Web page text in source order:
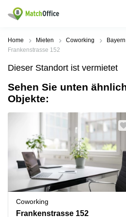
Mieten / Vermieten
Produktseiten
Büro
mieten
Coworking
Space
Seminarraum
Virtuelles
Büro
Beliebte
Städte
Büro
mieten
Hamburg
Geschäftsadresse
mieten
Düsseldorf
Geschäftsadresse
Stuttgart
Büro
Beliebte
Suchanfragen
Regus
Dortmund
Dortmund
Office Club
Ballindamm
Rahel-
Hirsch-
Straße
Hilfe
Über uns
Büro vermieten
Log-in
Home Mieten Coworking Bayern
Frankenstrasse 152
Dieser Standort ist vermietet
Sehen Sie unten
Objekte:
Coworking
Frankenstrasse 152